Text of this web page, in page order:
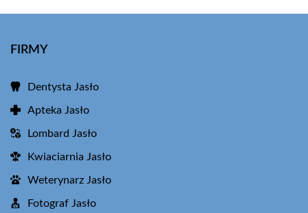
FIRMY
Dentysta Jasło
Apteka Jasło
Lombard Jasło
Kwiaciarnia Jasło
Weterynarz Jasło
Fotograf Jasło